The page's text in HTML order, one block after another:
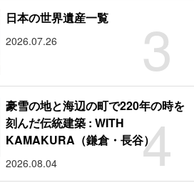
3
日本の世界遺産一覧
2026.07.26
4
豪雪の地と海辺の町で220年の時を
刻んだ伝統建築 : WITH
KAMAKURA（鎌倉・長谷）
2026.08.04